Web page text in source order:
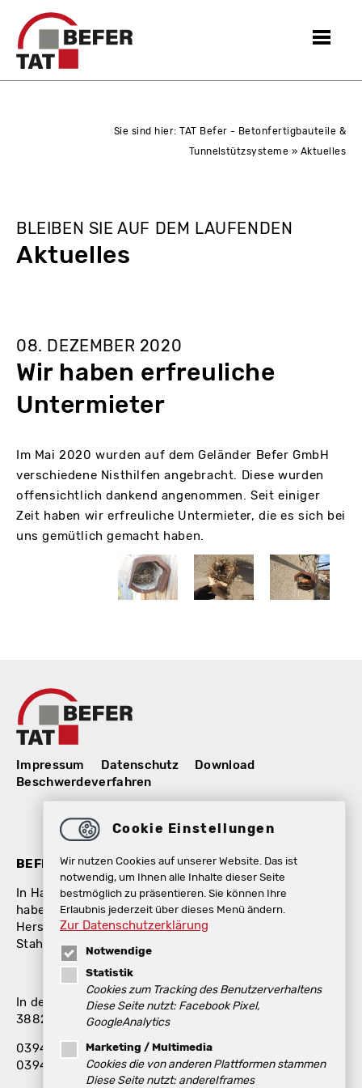
Sie sind hier:TAT Befer - Betonfertigbauteile &
Tunnelstützsysteme » Aktuelles
BLEIBEN SIE AUF DEM LAUFENDEN
Aktuelles
08. DEZEMBER 2020
Wir haben erfreuliche
Untermieter
Im Mai 2020 wurden auf dem Geländer Befer GmbH
verschiedene Nisthilfen angebracht. Diese wurden
offensichtlich dankend angenommen. Seit einiger
Zeit haben wir erfreuliche Untermieter, die es sich bei
uns gemütlich gemacht haben.
Impressum Datenschutz
Download
Beschwerdeverfahren
BEFER GmbH / TAT GmbH
In Halberstadt – der Mitte Deutschlands – gelegen,
haben sich die Befer GmbH und die TAT GmbH als
Hersteller für Betonfertigteile, Stützsysteme und
Stahlbetonkonstruktionen einen Namen gemacht.
In den Langen Stücken 10
38820 Halberstadt
03941 / 672-441
03941 / 672-444
Cookie Einstellungen
Wir nutzen Cookies auf unserer Website. Das ist
notwendig, um Ihnen alle Inhalte dieser Seite
bestmöglich zu präsentieren. Sie können Ihre
Erlaubnis jederzeit über dieses Menü ändern.
Zur Datenschutzerklärung
Notwendige
Statistik
Cookies zum Tracking des Benutzerverhaltens
Diese Seite nutzt: Facebook Pixel,
GoogleAnalytics
Marketing / Multimedia
Cookies die von anderen Plattformen stammen
Diese Seite nutzt: andereIframes